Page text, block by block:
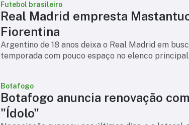
Futebol brasileiro
Real Madrid empresta
Fiorentina
Argentino de 18 anos deixa o Real Madrid em
temporada com pouco espaço no elenco principal
Botafogo
Botafogo anuncia renovação
"Ídolo"